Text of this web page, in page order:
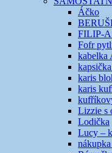
Áčko
FILIP-A
Fofr
karis
karis
Lizzie s
Lodička
Lucy –